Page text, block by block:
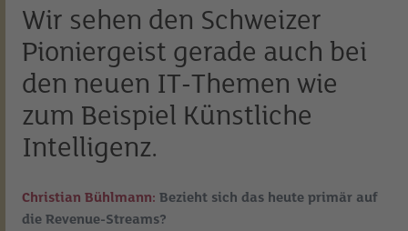
Wir sehen den Schweizer
Pioniergeist gerade auch bei
den neuen IT-Themen wie
zum Beispiel Künstliche
Intelligenz.
Christian Bühlmann: Bezieht sich das heute primär auf
die Revenue-Streams?